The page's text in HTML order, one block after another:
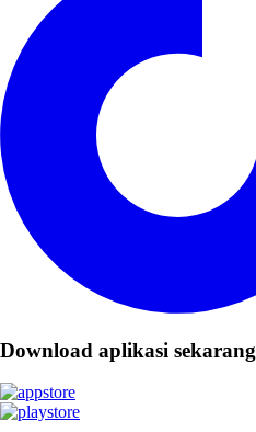
Download aplikasi sekarang